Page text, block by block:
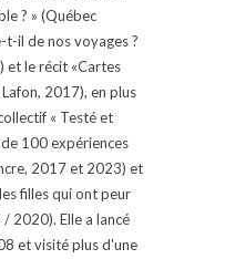
? » (Québec
il de nos voyages ?
et le récit «Cartes
2017), en plus
« Testé et
100 expériences
2017 et 2023) et
filles qui ont peur
2020). Elle a lancé
et visité plus d'une